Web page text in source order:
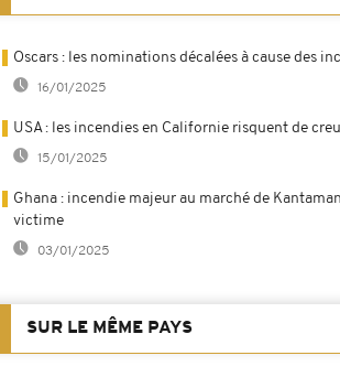
Oscars : les nominations décalées à cause des
16/01/2025
USA : les incendies en Californie risquent de
15/01/2025
Ghana : incendie majeur au marché de
victime
03/01/2025
SUR LE MÊME PAYS